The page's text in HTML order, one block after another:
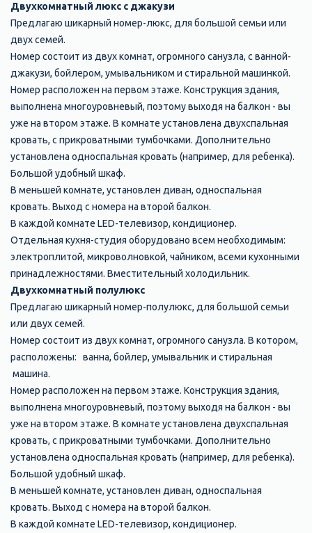
Двухкомнатный люкс с джакузи
Предлагаю шикарный номер-люкс, для большой семьи или
двух семей.
Номер состоит из двух комнат, огромного санузла, с ванной-
джакузи, бойлером, умывальником и стиральной машинкой.
Номер расположен на первом этаже. Конструкция здания,
выполнена многоуровневый, поэтому выходя на балкон - вы
уже на втором этаже. В комнате установлена двухспальная
кровать, с прикроватными тумбочками. Дополнительно
установлена односпальная кровать (например, для ребенка).
Большой удобный шкаф.
В меньшей комнате, установлен диван, односпальная
кровать. Выход с номера на второй балкон.
В каждой комнате LED-телевизор, кондиционер.
Отдельная кухня-студия оборудовано всем необходимым:
электроплитой, микроволновкой, чайником, всеми кухонными
принадлежностями. Вместительный холодильник.
Двухкомнатный полулюкс
Предлагаю шикарный номер-полулюкс, для большой семьи
или двух семей.
Номер состоит из двух комнат, огромного санузла. В котором,
расположены: ванна, бойлер, умывальник и стиральная
машина.
Номер расположен на первом этаже. Конструкция здания,
выполнена многоуровневый, поэтому выходя на балкон - вы
уже на втором этаже. В комнате установлена двухспальная
кровать, с прикроватными тумбочками. Дополнительно
установлена односпальная кровать (например, для ребенка).
Большой удобный шкаф.
В меньшей комнате, установлен диван, односпальная
кровать. Выход с номера на второй балкон.
В каждой комнате LED-телевизор, кондиционер.